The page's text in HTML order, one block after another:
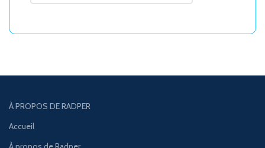
À PROPOS DE RADPER
Accueil